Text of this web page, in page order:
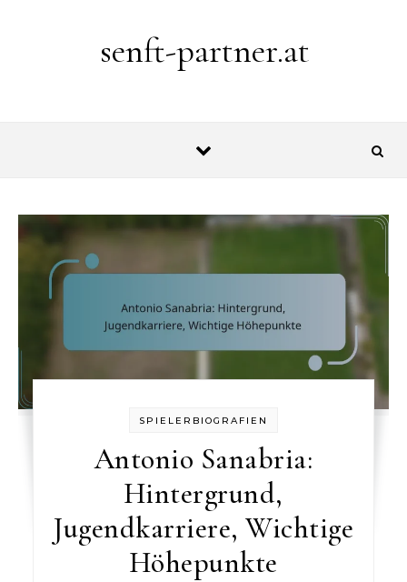
senft-partner.at
SPIELERBIOGRAFIEN
Antonio Sanabria:
Hintergrund,
Jugendkarriere, Wichtige
Höhepunkte